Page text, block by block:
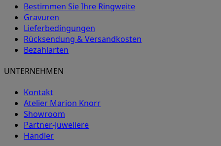
Bestimmen Sie Ihre Ringweite
Gravuren
Lieferbedingungen
Rücksendung & Versandkosten
Bezahlarten
UNTERNEHMEN
Kontakt
Atelier Marion Knorr
Showroom
Partner-Juweliere
Händler